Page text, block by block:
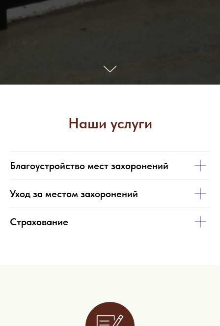
Наши услуги
Благоустройство мест захоронений
Уход за местом захоронений
Страхование